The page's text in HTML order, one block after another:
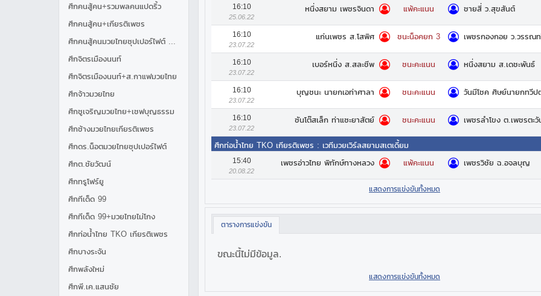
ศึกคนสู้คน+รวมพลคนแปดริ้ว
ศึกคนสู้คน+เกียรติเพชร
ศึกคนสู้คนมวยไทยซุปเปอร์ไฟต์ อาร์แอร์ไลน์
ศึกจิตรเมืองนนท์
ศึกจิตรเมืองนนท์+ส.กาแฟมวยไทย
ศึกจ้าวมวยไทย
ศึกชูเจริญมวยไทย+เชฟบุญธรรม
ศึกช้างมวยไทยเกียรติเพชร
ศึกดร.น็อตมวยไทยซุปเปอร์ไฟต์
ศึกต.ชัยวัฒน์
ศึกทรูโฟร์ยู
ศึกทีเด็ด 99
ศึกทีเด็ด 99+มวยไทยไม่โกง
ศึกท่อน้ำไทย TKO เกียรติเพชร
ศึกบางระจัน
ศึกพลังใหม่
ศึกพี.เค.แสนชัย
16:10
25.06.22
หนึ่งสยาม เพชรจินดา แพ้คะแนน ชายสี่ ว.สุขสันต์
16:10
23.07.22
แก่นเพชร ส.โสพิศ ชนะน็อคยก 3 เพชรกองกอย ว.วรรณ
16:10
23.07.22
เบอร์หนึ่ง ส.สละชีพ ชนะคะแนน หนึ่งสยาม ส.เดชะพันธ์
16:10
23.07.22
บุญชนะ นายกเอท่าศาลา ชนะคะแนน วันมีโชค ศิษย์นายกทวีป
16:10
23.07.22
ซันโต๊สเล็ก ท่าแซะยาสัตย์ ชนะคะแนน เพชรลำโขง ต.เพชรตะวั
ศึกท่อน้ำไทย TKO เกียรติเพชร : เวทีมวยเวิร์ลสยามสเตเดี้ยม
15:40
20.08.22
เพชรอ่าวไทย พิทักษ์ทางหลวง แพ้คะแนน เพชรวิชัย ฉ.อจลบุญ
แสดงการแข่งขันทั้งหมด
ตารางการแข่งขัน
ขณะนี้ไม่มีข้อมูล.
แสดงการแข่งขันทั้งหมด